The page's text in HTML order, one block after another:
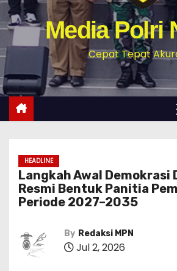
Media Polri
Cepat Tepat
HEADLINE
Langkah Awal Demokrasi
Resmi Bentuk Panitia
Periode 2027–2035
By Redaksi MPN
Jul 2, 2026